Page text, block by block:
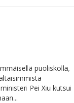
puoliskolla,
Pei Xiu kutsui